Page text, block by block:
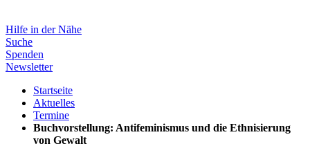
Hilfe in der Nähe
Suche
Spenden
Newsletter
Startseite
Aktuelles
Termine
Buchvorstellung: Antifeminismus und die Ethnisierung
von Gewalt